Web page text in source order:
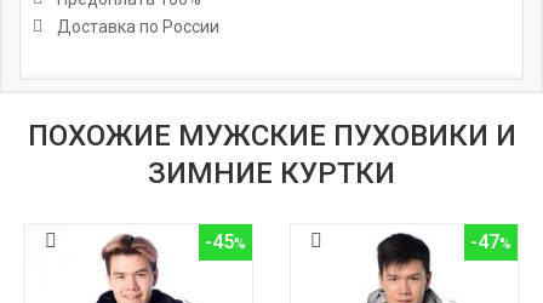
Доставка по России
ПОХОЖИЕ МУЖСКИЕ ПУХОВИКИ И
ЗИМНИЕ КУРТКИ
-45 -47